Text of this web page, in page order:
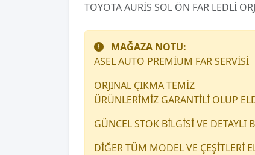
TOYOTA AURİS SOL ÖN FAR LEDLİ
MAĞAZA NOTU:
ASEL AUTO PREMİUM FAR SERVİSİ
ORJINAL ÇIKMA TEMİZ
ÜRÜNLERİMİZ GARANTİLİ OLUP
GÜNCEL STOK BİLGİSİ VE DETAYLI
DİĞER TÜM MODEL VE ÇEŞİTLERİ